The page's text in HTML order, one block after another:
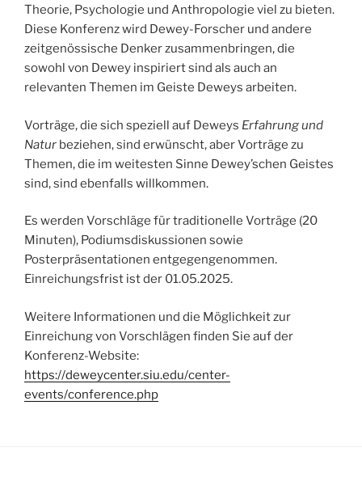
Theorie, Psychologie und Anthropologie viel zu bieten.
Diese Konferenz wird Dewey-Forscher und andere
zeitgenössische Denker zusammenbringen, die
sowohl von Dewey inspiriert sind als auch an
relevanten Themen im Geiste Deweys arbeiten.
Vorträge, die sich speziell auf Deweys Erfahrung und
Natur beziehen, sind erwünscht, aber Vorträge zu
Themen, die im weitesten Sinne Dewey’schen Geistes
sind, sind ebenfalls willkommen.
Es werden Vorschläge für traditionelle Vorträge (20
Minuten), Podiumsdiskussionen sowie
Posterpräsentationen entgegengenommen.
Einreichungsfrist ist der 01.05.2025.
Weitere Informationen und die Möglichkeit zur
Einreichung von Vorschlägen finden Sie auf der
Konferenz-Website:
https://deweycenter.siu.edu/center-
events/conference.php